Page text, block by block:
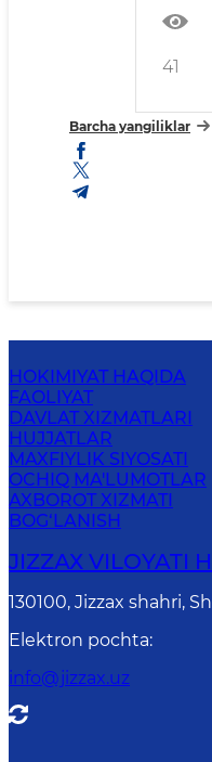
41
Barcha yangiliklar
HOKIMIYAT HAQIDA
FAOLIYAT
DAVLAT XIZMATLARI
HUJJATLAR
MAXFIYLIK SIYOSATI
OCHIQ MA'LUMOTLAR
AXBOROT XIZMATI
BOG‘LANISH
JIZZАХ VILОYATI
130100, Jizzax shahri,
Elektron pochta:
info@jizzax.uz